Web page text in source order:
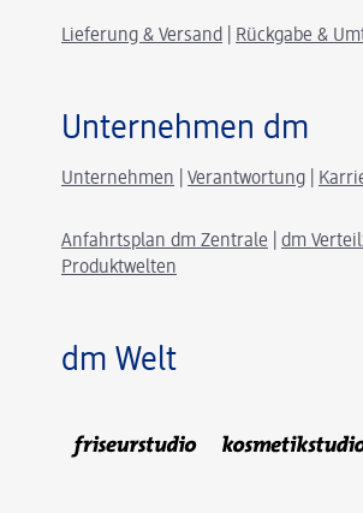
Lieferung & Versand Rückgabe &
Unternehmen dm
Unternehmen Verantwortung
Anfahrtsplan dm Zentrale dm
Produktwelten
dm Welt